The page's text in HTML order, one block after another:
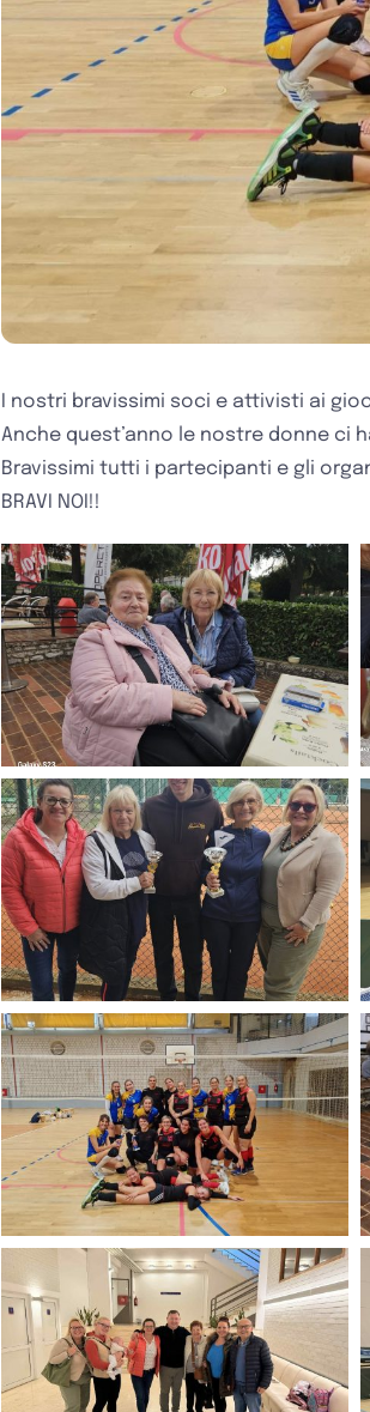
I nostri bravissimi soci e attivisti ai
Anche quest’anno le nostre donne ci
Bravissimi tutti i partecipanti e gli
BRAVI NOI!!